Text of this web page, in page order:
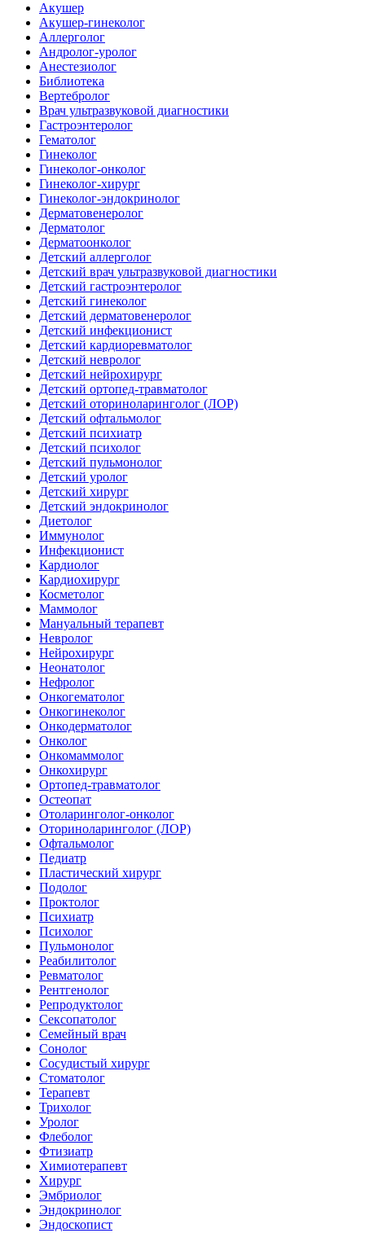
Акушер
Акушер-гинеколог
Аллерголог
Андролог-уролог
Анестезиолог
Библиотека
Вертебролог
Врач ультразвуковой диагностики
Гастроэнтеролог
Гематолог
Гинеколог
Гинеколог-онколог
Гинеколог-хирург
Гинеколог-эндокринолог
Дерматовенеролог
Дерматолог
Дерматоонколог
Детский аллерголог
Детский врач ультразвуковой диагностики
Детский гастроэнтеролог
Детский гинеколог
Детский дерматовенеролог
Детский инфекционист
Детский кардиоревматолог
Детский невролог
Детский нейрохирург
Детский ортопед-травматолог
Детский оториноларинголог (ЛОР)
Детский офтальмолог
Детский психиатр
Детский психолог
Детский пульмонолог
Детский уролог
Детский хирург
Детский эндокринолог
Диетолог
Иммунолог
Инфекционист
Кардиолог
Кардиохирург
Косметолог
Маммолог
Мануальный терапевт
Невролог
Нейрохирург
Неонатолог
Нефролог
Онкогематолог
Онкогинеколог
Онкодерматолог
Онколог
Онкомаммолог
Онкохирург
Ортопед-травматолог
Остеопат
Отоларинголог-онколог
Оториноларинголог (ЛОР)
Офтальмолог
Педиатр
Пластический хирург
Подолог
Проктолог
Психиатр
Психолог
Пульмонолог
Реабилитолог
Ревматолог
Рентгенолог
Репродуктолог
Сексопатолог
Семейный врач
Сонолог
Сосудистый хирург
Стоматолог
Терапевт
Трихолог
Уролог
Флеболог
Фтизиатр
Химиотерапевт
Хирург
Эмбриолог
Эндокринолог
Эндоскопист